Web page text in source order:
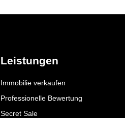
Leistungen
Immobilie verkaufen
Professionelle Bewertung
Secret Sale